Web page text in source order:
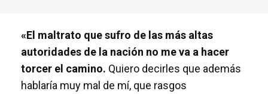
«El maltrato que sufro de las más altas
autoridades de la nación no me va a hacer
torcer el camino. Quiero decirles que además
hablaría muy mal de mí, que rasgos